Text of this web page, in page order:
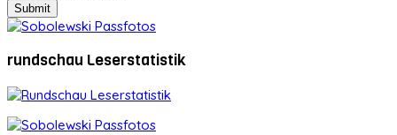
rundschau Leserstatistik